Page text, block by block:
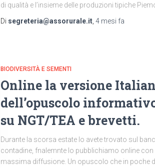
di qualità e l’insieme delle produzioni tipiche
Di segreteria@assorurale.it 4 mesi fa
BIODIVERSITÀ E SEMENTI
Online la versione
dell’opuscolo
su NGT/TEA e brevetti.
Durante la scorsa estate lo avete trovato sul
contadine, fnalemnte lo pubblichiamo online con
massima diffusione. Un opuscolo che in poche